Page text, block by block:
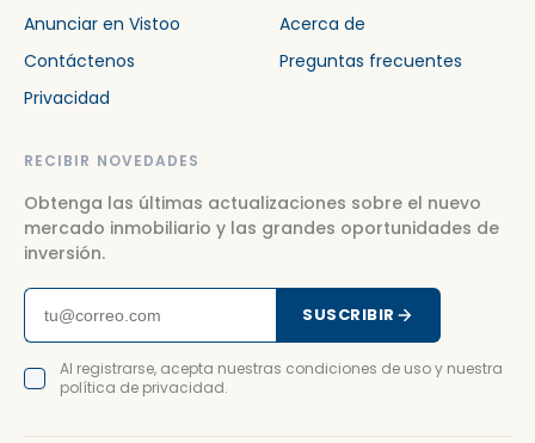
Anunciar en Vistoo
Acerca de
Contáctenos
Preguntas frecuentes
Privacidad
RECIBIR NOVEDADES
Obtenga las últimas actualizaciones sobre el nuevo
mercado inmobiliario y las grandes oportunidades de
inversión.
SUSCRIBIR
Al registrarse, acepta nuestras condiciones de uso y nuestra
política de privacidad.